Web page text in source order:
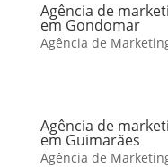
Agência de
em Gondomar
Agência de
Agência de
em Guimarães
Agência de